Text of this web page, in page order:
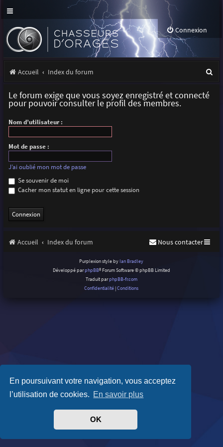
En poursuivant votre navigation, vous acceptez
l’utilisation de cookies. En savoir plus
OK
Connexion
Accueil Index du forum
Le forum exige que vous soyez enregistré et connecté
pour pouvoir consulter le profil des membres.
Nom d’utilisateur :
Mot de passe :
J’ai oublié mon mot de passe
Se souvenir de moi
Cacher mon statut en ligne pour cette session
Accueil Index du forum Nous contacter
Purplexion style by Ian Bradley
Développé parphpBB® Forum Software © phpBB Limited
Traduit parphpBB-fr.com
Confidentialité |Conditions